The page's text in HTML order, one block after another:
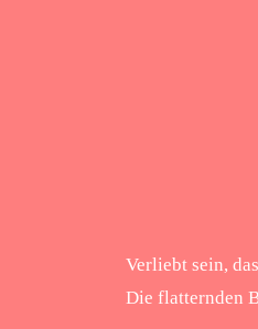
Verliebt sein,
Die flatternden